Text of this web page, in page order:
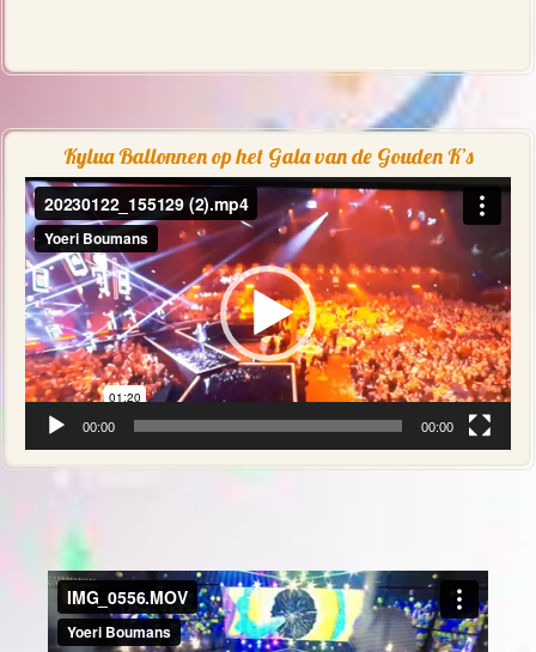
Kylua Ballonnen op het Gala van de Gouden K’s
Videospeler
00:00 00:00